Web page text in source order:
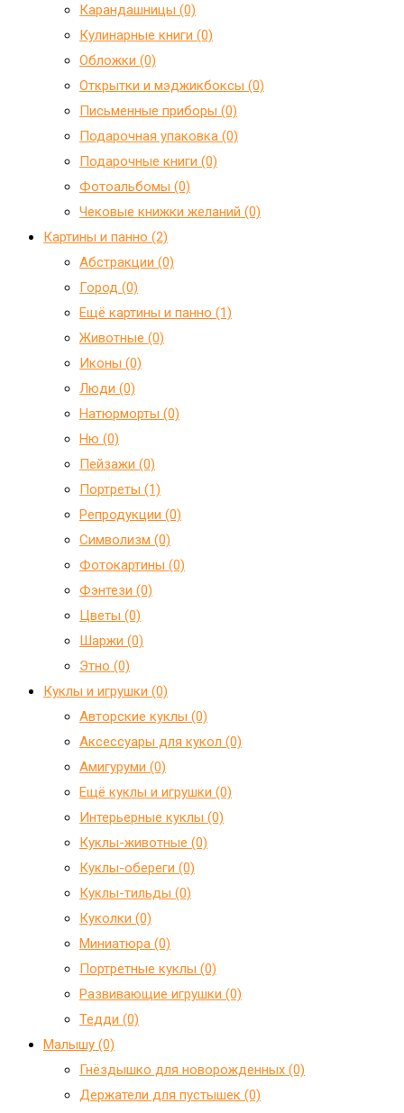
Карандашницы (0)
Кулинарные книги (0)
Обложки (0)
Открытки и мэджикбоксы (0)
Письменные приборы (0)
Подарочная упаковка (0)
Подарочные книги (0)
Фотоальбомы (0)
Чековые книжки желаний (0)
Картины и панно (2)
Абстракции (0)
Город (0)
Ещё картины и панно (1)
Животные (0)
Иконы (0)
Люди (0)
Натюрморты (0)
Ню (0)
Пейзажи (0)
Портреты (1)
Репродукции (0)
Символизм (0)
Фотокартины (0)
Фэнтези (0)
Цветы (0)
Шаржи (0)
Этно (0)
Куклы и игрушки (0)
Авторские куклы (0)
Аксессуары для кукол (0)
Амигуруми (0)
Ещё куклы и игрушки (0)
Интерьерные куклы (0)
Куклы-животные (0)
Куклы-обереги (0)
Куклы-тильды (0)
Куколки (0)
Миниатюра (0)
Портретные куклы (0)
Развивающие игрушки (0)
Тедди (0)
Малышу (0)
Гнёздышко для новорожденных (0)
Держатели для пустышек (0)